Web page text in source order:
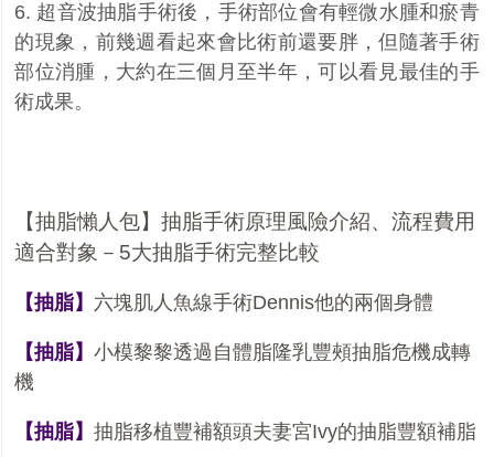
6. 超音波抽脂手術後，手術部位會有輕微水腫和瘀青
的現象，前幾週看起來會比術前還要胖，但隨著手術
部位消腫，大約在三個月至半年，可以看見最佳的手
術成果。
【抽脂懶人包】抽脂手術原理風險介紹、流程費用
適合對象－5大抽脂手術完整比較
【抽脂】 六塊肌人魚線手術Dennis他的兩個身體
【抽脂】小模黎黎透過自體脂隆乳豐頰抽脂危機成轉
機
【抽脂】抽脂移植豐補額頭夫妻宮Ivy的抽脂豐額補脂